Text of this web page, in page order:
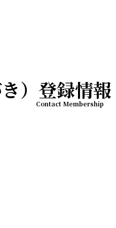
）登録情
Contact Membership